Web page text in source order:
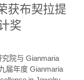
获布契拉提
奖
院与 Gianmaria
届年度 Gianmaria